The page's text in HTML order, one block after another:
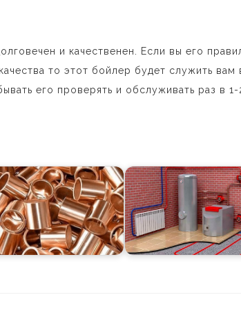
и качественен. Если вы его
то этот бойлер будет служить вам
его проверять и обслуживать раз в 1-